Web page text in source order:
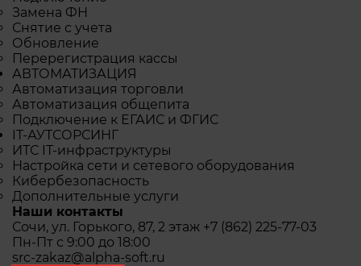
Замена ФН
Снятие с учета
Обновление
Перерегистрация кассы
АВТОМАТИЗАЦИЯ
Автоматизация торговли
Автоматизация общепита
Подключение к ЕГАИС и ФГИС
IТ-АУТСОРСИНГ
ИТС IТ-инфраструктуры
Настройка сети и сетевого оборудования
Кибербезопасность
Дополнительные услуги
Наши контакты
Сочи, ул. Горького, 87, 2 этаж +7 (862) 225-77-03
Пн-Пт с 9:00 до 18:00
src-zakaz@alpha-soft.ru